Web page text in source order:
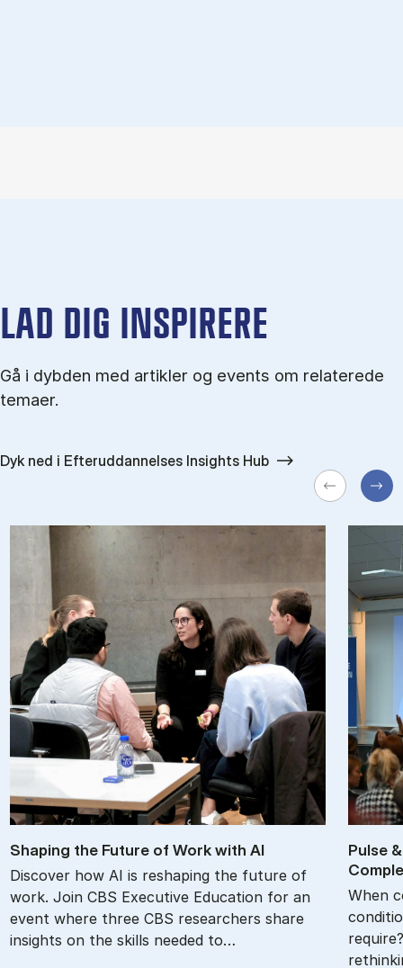
LAD DIG INSPIRERE
Gå i dybden med artikler og events om relaterede
temaer.
Dyk ned i Efteruddannelses Insights Hub
Shap­ing the Fu­ture of Work with AI
Discover how AI is reshaping the future of
work. Join CBS Executive Education for an
event where three CBS researchers share
insights on the skills needed to…
Pul­se
When